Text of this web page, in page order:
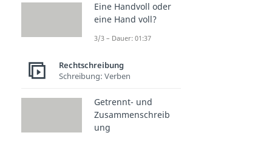
Eine Handvoll oder
eine Hand voll?
3/3 – Dauer: 01:37
Rechtschreibung
Schreibung: Verben
Getrennt- und
Zusammenschreib
ung